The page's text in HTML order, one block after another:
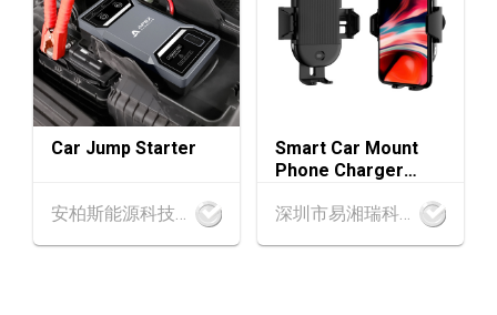
2-5
SEP
香港
02.09.2026 - 05.09.2026
香港國際時尚匯展 2026 (香港會議展覽中心)
9-10
SEP
香港
09.09.2026 - 10.09.2026
一帶一路高峰論壇2026
9
SEP
香港
09.09.2026
Car Jump Starter
Smart Car Mount
Phone Charger